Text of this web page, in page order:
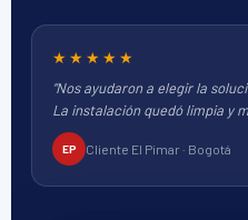
★★★★★
“Nos ayudaron a elegir la
La instalación quedó limpia y
EP Cliente El Pimar · Bogotá